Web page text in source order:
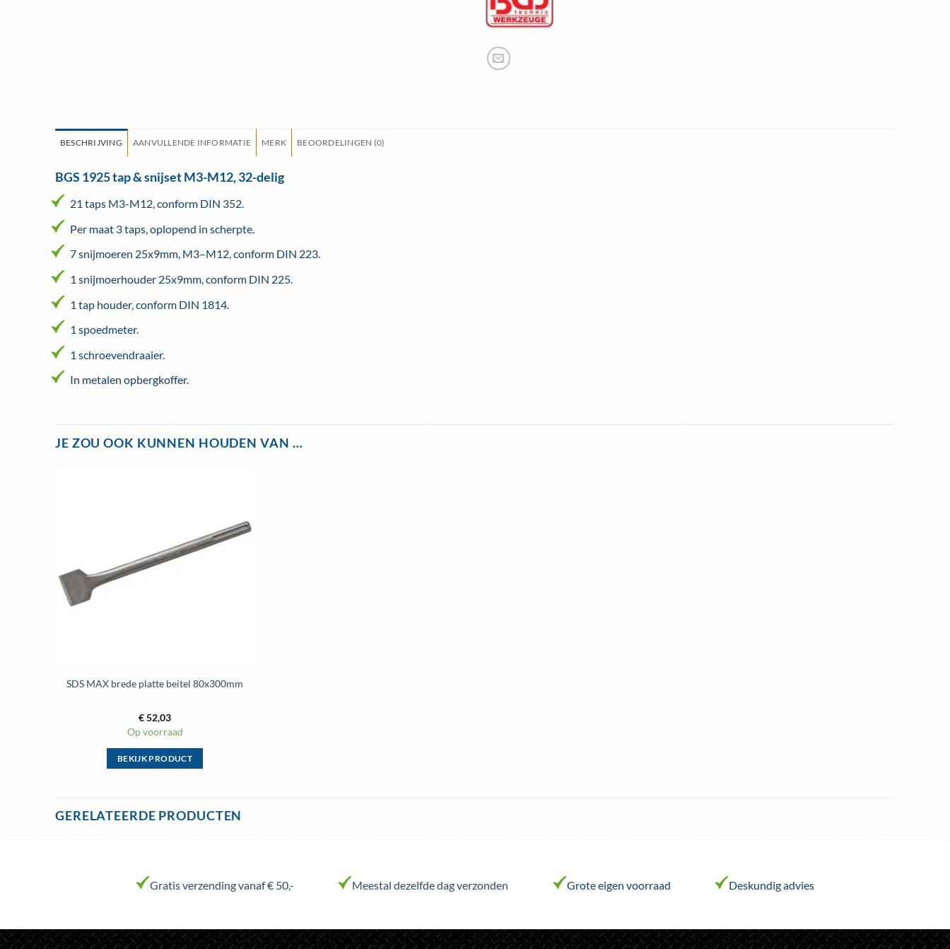
BESCHRIJVING AANVULLENDE INFORMATIE MERK BEOORDELINGEN (0)
BGS 1925 tap & snijset M3-M12, 32-delig
21 taps M3-M12, conform DIN 352.
Per maat 3 taps, oplopend in scherpte.
7 snijmoeren 25x9mm, M3–M12, conform DIN 223.
1 snijmoerhouder 25x9mm, conform DIN 225.
1 tap houder, conform DIN 1814.
1 spoedmeter.
1 schroevendraaier.
In metalen opbergkoffer.
JE ZOU OOK KUNNEN HOUDEN VAN …
SDS MAX brede platte beitel 80x300mm
€52,03
Op voorraad
BEKIJK PRODUCT
heeft
kan
op
GERELATEERDE PRODUCTEN
Gratis verzending vanaf € 50,- Meestal dezelfde dag verzonden Grote eigen voorraad Deskundig advies